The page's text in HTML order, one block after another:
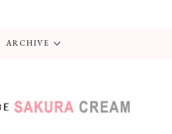
ARCHIVE